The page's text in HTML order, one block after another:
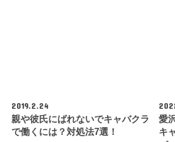
2019.2.24
親や彼氏にばれないでキャバクラ
で働くには？対処法7選！
愛
キ